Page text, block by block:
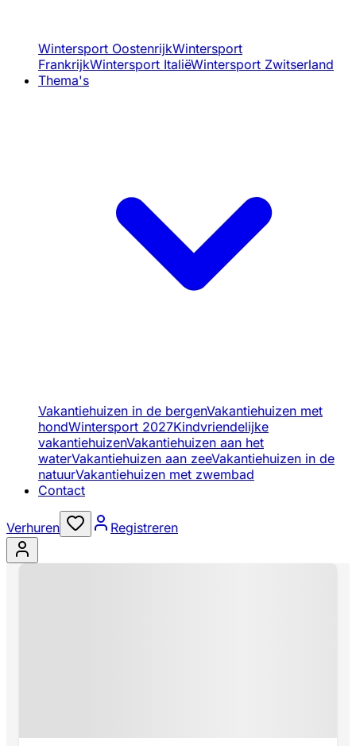
Wintersport OostenrijkWintersport
FrankrijkWintersport ItaliëWintersport Zwitserland
Thema's
Vakantiehuizen in de bergenVakantiehuizen met
hondWintersport 2027Kindvriendelijke
vakantiehuizenVakantiehuizen aan het
waterVakantiehuizen aan zeeVakantiehuizen in de
natuurVakantiehuizen met zwembad
Contact
Verhuren Registreren